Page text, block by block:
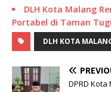
DLH Kota Malang
Portabel di Taman
DLH KOTA
DPRD